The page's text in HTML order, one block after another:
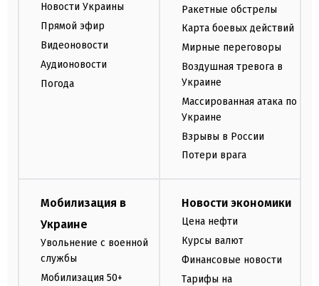
Новости Украины
Прямой эфир
Видеоновости
Аудионовости
Погода
Ракетные обстрелы
Карта боевых действий
Мирные переговоры
Воздушная тревога в
Украине
Массированная атака по
Украине
Взрывы в России
Потери врага
Мобилизация в
Украине
Увольнение с военной
службы
Мобилизация 50+
Новости экономики
Цена нефти
Курсы валют
Финансовые новости
Тарифы на